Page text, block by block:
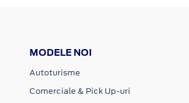
MODELE NOI
Autoturisme
Comerciale & Pick Up-uri